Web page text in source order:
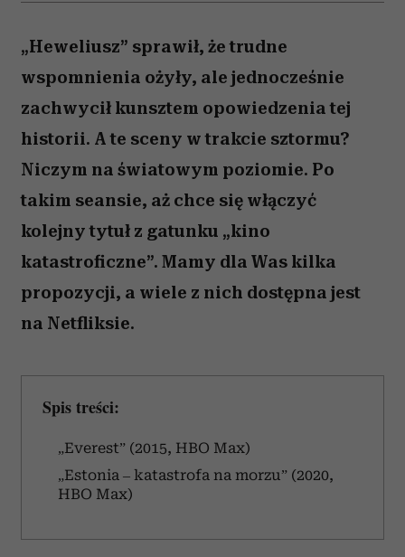
„Heweliusz” sprawił, że trudne
wspomnienia ożyły, ale jednocześnie
zachwycił kunsztem opowiedzenia tej
historii. A te sceny w trakcie sztormu?
Niczym na światowym poziomie. Po
takim seansie, aż chce się włączyć
kolejny tytuł z gatunku „kino
katastroficzne”. Mamy dla Was kilka
propozycji, a wiele z nich dostępna jest
na Netfliksie.
Spis treści:
„Everest” (2015, HBO Max)
„Estonia – katastrofa na morzu” (2020,
HBO Max)